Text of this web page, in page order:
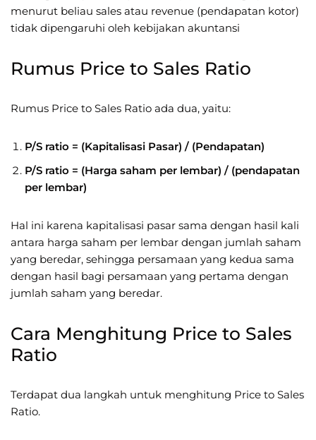
menurut beliau sales atau revenue (pendapatan kotor)
tidak dipengaruhi oleh kebijakan akuntansi
Rumus Price to Sales Ratio
Rumus Price to Sales Ratio ada dua, yaitu:
P/S ratio = (Kapitalisasi Pasar) / (Pendapatan)
P/S ratio = (Harga saham per lembar) / (pendapatan
per lembar)
Hal ini karena kapitalisasi pasar sama dengan hasil kali
antara harga saham per lembar dengan jumlah saham
yang beredar, sehingga persamaan yang kedua sama
dengan hasil bagi persamaan yang pertama dengan
jumlah saham yang beredar.
Cara Menghitung Price to Sales
Ratio
Terdapat dua langkah untuk menghitung Price to Sales
Ratio.